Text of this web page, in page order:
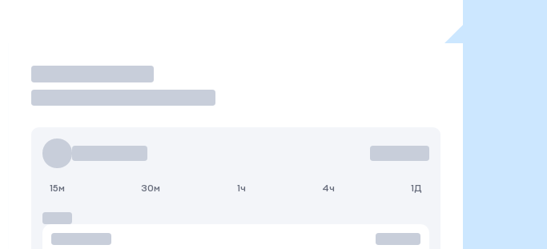
Торговать
15м 30м 1ч 4ч 1Д